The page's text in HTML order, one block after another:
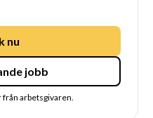
nu
jobb
från arbetsgivaren.